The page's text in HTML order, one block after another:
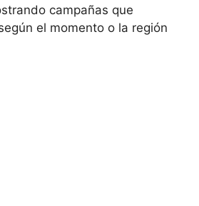
campañas que
el momento o la región